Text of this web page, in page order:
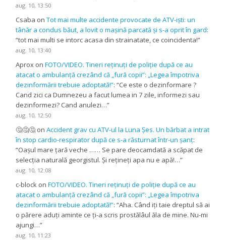
aug. 10, 13:50
Csaba onTot mai multe accidente provocate de ATV-iști: un
tânăr a condus băut, a lovit o mașină parcată și s-a oprit în gard:
“tot mai multi se intorc acasa din strainatate, ce coincidenta!”
aug. 10, 13:40
Aprox onFOTO/VIDEO. Tineri reținuți de poliție după ce au
atacat o ambulanță crezând că „fură copii”: „Legea împotriva
dezinformării trebuie adoptată!”: “Ce este o dezinformare ?
Cand zici ca Dumnezeu a facut lumea in 7 zile, informezi sau
dezinformezi? Cand anulezi…”
aug. 10, 12:50
🤔🤔🤔 onAccident grav cu ATV-ul la Luna Șes. Un bărbat a intrat
în stop cardio-respirator după ce s-a răsturnat într-un șanț:
“Oașul mare țară veche …… Se pare deocamdată a scăpat de
selecția naturală georgistul. Și rețineți apa nu e apă!…”
aug. 10, 12:08
c-block onFOTO/VIDEO. Tineri reținuți de poliție după ce au
atacat o ambulanță crezând că „fură copii”: „Legea împotriva
dezinformării trebuie adoptată!”: “Aha. Când iți taie dreptul să ai
o părere aduți aminte ce ți-a scris prostălâul ăla de mine. Nu-mi
ajungi…”
aug. 10, 11:23